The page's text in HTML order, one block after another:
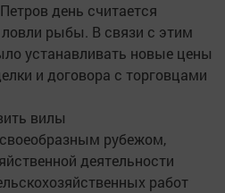
день считается
ловли рыбы. В связи с этим
устанавливать новые цены
и договора с торговцами
вилы
рубежом,
деятельности
работ